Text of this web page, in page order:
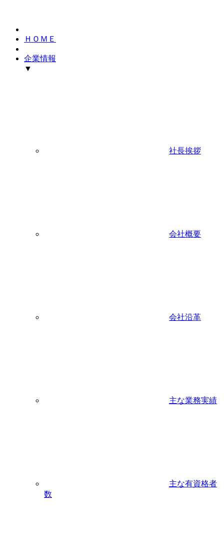
ＨＯＭＥ
企業情報
▼
社長挨拶
会社概要
会社沿革
主な業務実績
主な有資格者
数